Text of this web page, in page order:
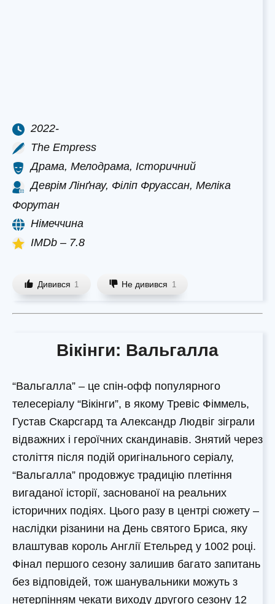
2022-
The Empress
Драма, Мелодрама, Історичний
Деврім Лінґнау, Філіп Фруассан, Меліка
Форутан
Німеччина
IMDb – 7.8
Дивився 1 Не дивився 1
Вікінги: Вальгалла
“Вальгалла” – це спін-офф популярного
телесеріалу “Вікінги”, в якому Тревіс Фіммель,
Густав Скарсгард та Александр Людвіг зіграли
відважних і героїчних скандинавів. Знятий через
століття після подій оригінального серіалу,
“Вальгалла” продовжує традицію плетіння
вигаданої історії, заснованої на реальних
історичних подіях. Цього разу в центрі сюжету –
наслідки різанини на День святого Бриса, яку
влаштував король Англії Етельред у 1002 році.
Фінал першого сезону залишив багато запитань
без відповідей, тож шанувальники можуть з
нетерпінням чекати виходу другого сезону 12